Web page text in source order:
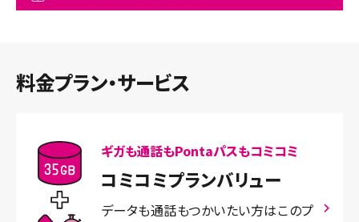
料金プラン・サービス
ギガも通話もPontaパスもコミコミ
コミコミプランバリュー
データも通話もつかいたい方はこのプ